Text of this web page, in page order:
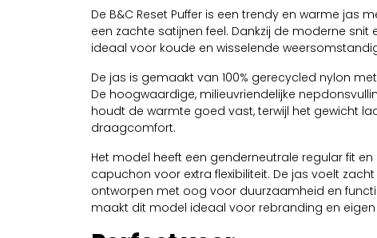
De B&C Reset Puffer is een trendy en warme jas
een zachte satijnen feel. Dankzij de moderne
ideaal voor koude en wisselende
De jas is gemaakt van 100% gerecycled nylon
De hoogwaardige, milieuvriendelijke
houdt de warmte goed vast, terwijl het gewicht
draagcomfort.
Het model heeft een genderneutrale regular fit
capuchon voor extra flexibiliteit. De jas voelt
ontworpen met oog voor duurzaamheid en
maakt dit model ideaal voor rebranding en